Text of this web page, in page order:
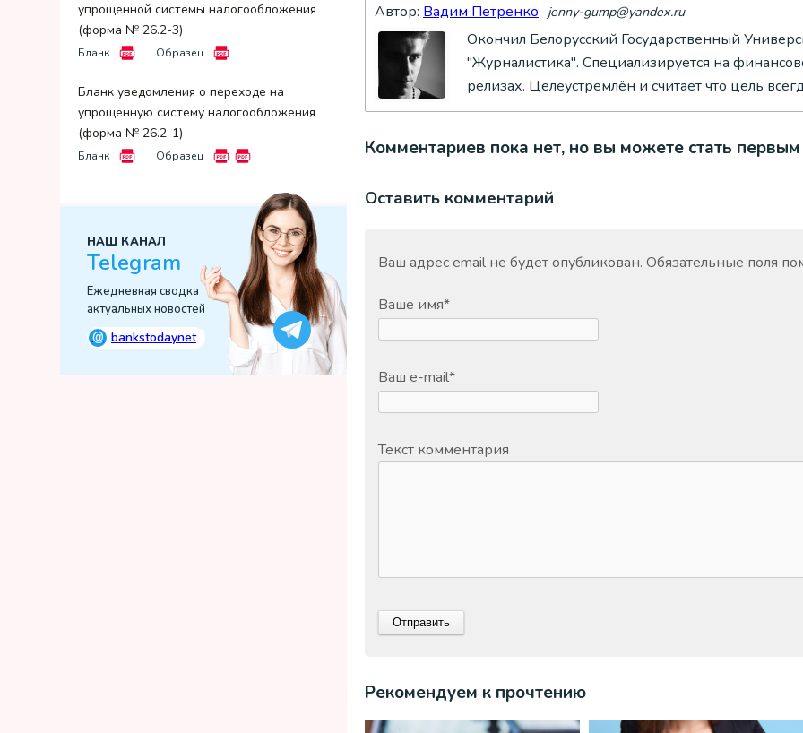
упрощенной системы налогообложения
(форма № 26.2-3)
Бланк Образец
Бланк уведомления о переходе на
упрощенную систему налогообложения
(форма № 26.2-1)
Бланк Образец
НАШ КАНАЛ
Telegram
Ежедневная сводка
актуальных новостей
@ bankstodaynet
Автор: Вадим Петренко jenny-gump@yandex.ru
Окончил Белорусский Государственный
"Журналистика". Специализируется на
релизах. Целеустремлён и считает что цель
Комментариев пока нет, но вы можете стать первым
Оставить комментарий
Ваш адрес email не будет опубликован. Обязательные поля
Ваше имя*
Ваш e-mail*
Текст комментария
Рекомендуем к прочтению